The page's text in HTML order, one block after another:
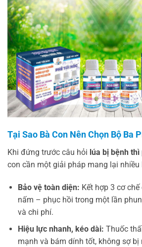
Tại Sao Bà Con Nên Chọn Bộ Ba
Khi đứng trước câu hỏi lúa bị bệnh
con cần một giải pháp mang lại nhiều
Bảo vệ toàn diện: Kết hợp 3 cơ
nấm – phục hồi trong một lần
và chi phí.
Hiệu lực nhanh, kéo dài: Thuốc
mạnh và bám dính tốt, không sợ bị